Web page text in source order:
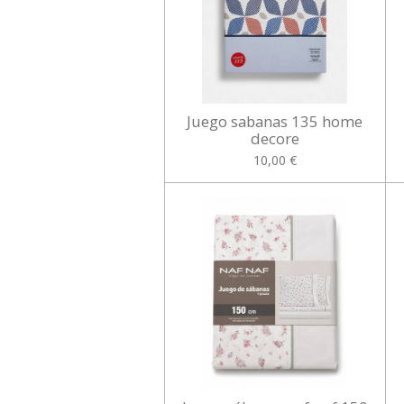
Juego sabanas 135 home
decore
10,00 €